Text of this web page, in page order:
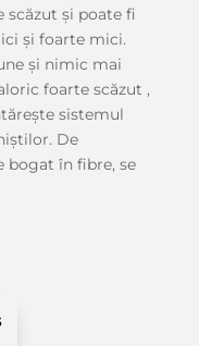
și poate fi
și foarte mici.
și nimic mai
foarte scăzut ,
sistemul
De
bogat în fibre, se